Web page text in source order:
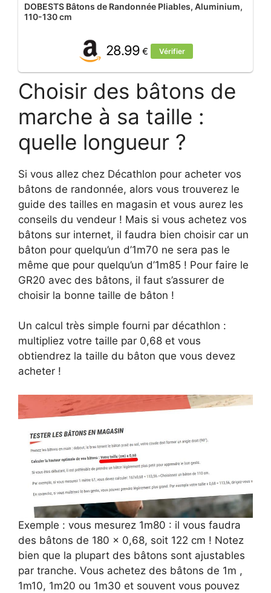
DOBESTS Bâtons de Randonnée Pliables, Aluminium,
110-130 cm
28.99€ Vérifier
Choisir des bâtons de
marche à sa taille :
quelle longueur ?
Si vous allez chez Décathlon pour acheter vos
bâtons de randonnée, alors vous trouverez le
guide des tailles en magasin et vous aurez les
conseils du vendeur ! Mais si vous achetez vos
bâtons sur internet, il faudra bien choisir car un
bâton pour quelqu’un d’1m70 ne sera pas le
même que pour quelqu’un d’1m85 ! Pour faire le
GR20 avec des bâtons, il faut s’assurer de
choisir la bonne taille de bâton !
Un calcul très simple fourni par décathlon :
multipliez votre taille par 0,68 et vous
obtiendrez la taille du bâton que vous devez
acheter !
Exemple : vous mesurez 1m80 : il vous faudra
des bâtons de 180 x 0,68, soit 122 cm ! Notez
bien que la plupart des bâtons sont ajustables
par tranche. Vous achetez des bâtons de 1m ,
1m10, 1m20 ou 1m30 et souvent vous pouvez